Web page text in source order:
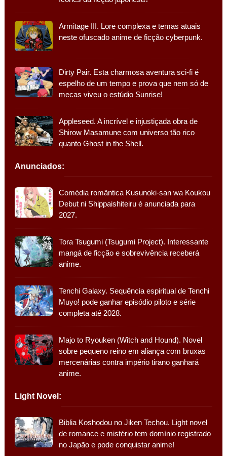
Armitage III. Lore complexa e temas atuais
neste ofuscado anime de ficção cyberpunk.
Dirty Pair. Esta charmosa aventura sci-fi é
espelho de um tempo e prova que nem só de
mecas viveu o estúdio Sunrise!
Appleseed. A incrível e injustiçada obra de
Shirow Masamune com universo tão rico
quanto Ghost in the Shell.
Anunciados:
Comédia romântica Kusunoki-san wa Koukou
Debut ni Shippaishiteiru é anunciada para
2027.
Tora Tsugumi (Tsugumi Project). Interessante
mangá de ficção e sobrevivência receberá
anime.
Tenchi Galaxy. Sequência espiritual de Tenchi
Muyo! pode ganhar episódio piloto e série
completa até 2028.
Majo to Ryouken (Witch and Hound). Novel
sobre pequeno reino em aliança com bruxas
mercenárias contra império tirano ganhará
anime.
Light Novel:
Biblia Koshodou no Jiken Techou. Light novel
de romance e mistério tem domínio registrado
no Japão e pode conquistar anime!